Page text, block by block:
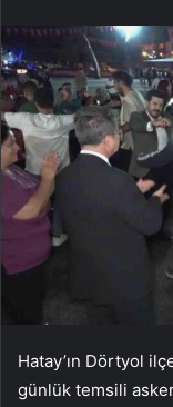
Hatay’ın Dörtyol
günlük temsili